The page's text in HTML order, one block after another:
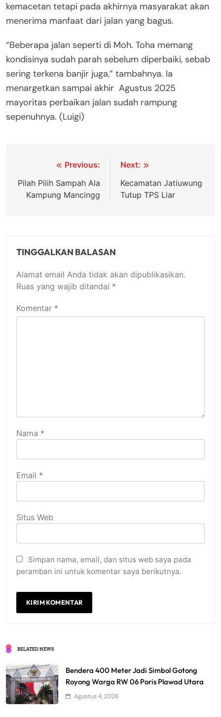
kemacetan tetapi pada akhirnya masyarakat akan
menerima manfaat dari jalan yang bagus.
“Beberapa jalan seperti di Moh. Toha memang
kondisinya sudah parah sebelum diperbaiki, sebab
sering terkena banjir juga,” tambahnya. Ia
menargetkan sampai akhir Agustus 2025
mayoritas perbaikan jalan sudah rampung
sepenuhnya. (Luigi)
Navigasi
pos
Previous:
Pilah Pilih Sampah Ala
Kampung Mancingg
Next:
Kecamatan Jatiuwung
Tutup TPS Liar
TINGGALKAN BALASAN
Alamat email Anda tidak akan dipublikasikan.
Ruas yang wajib ditandai *
Komentar *
Nama *
Email *
Situs Web
Simpan nama, email, dan situs web saya pada
peramban ini untuk komentar saya berikutnya.
RELATED NEWS
Bendera 400 Meter Jadi Simbol Gotong
Royong Warga RW 06 Poris Plawad Utara
Agustus 4, 2026